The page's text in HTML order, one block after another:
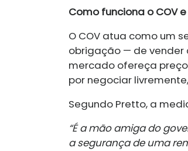
Como funciona o COV
O COV atua como um
obrigação — de vender
mercado ofereça
por negociar
Segundo Pretto, a
“É a mão amiga do
a segurança de uma